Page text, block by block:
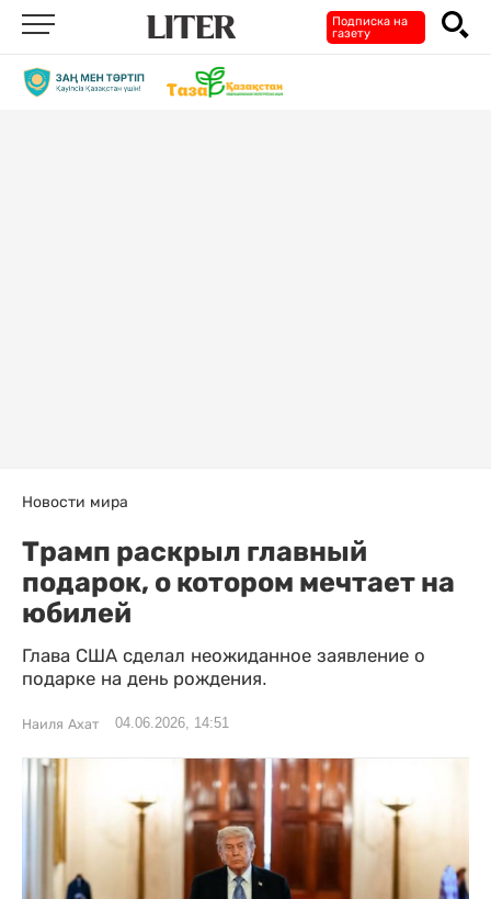
Подписка на
газету
Новости мира
Трамп раскрыл главный
подарок, о котором мечтает на
юбилей
Глава США сделал неожиданное заявление о
подарке на день рождения.
Наиля Ахат 04.06.2026, 14:51